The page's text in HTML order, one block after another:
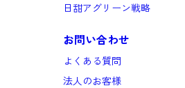
日甜アグリーン戦略
お問い合わせ
よくある質問
法人のお客様